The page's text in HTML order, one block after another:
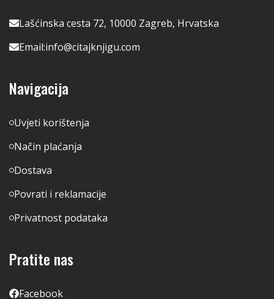
Lašćinska cesta 72, 10000 Zagreb, Hrvatska
Email:info@citajknjigu.com
Navigacija
Uvjeti korištenja
Način plaćanja
Dostava
Povrati i reklamacije
Privatnost podataka
Pratite nas
Facebook